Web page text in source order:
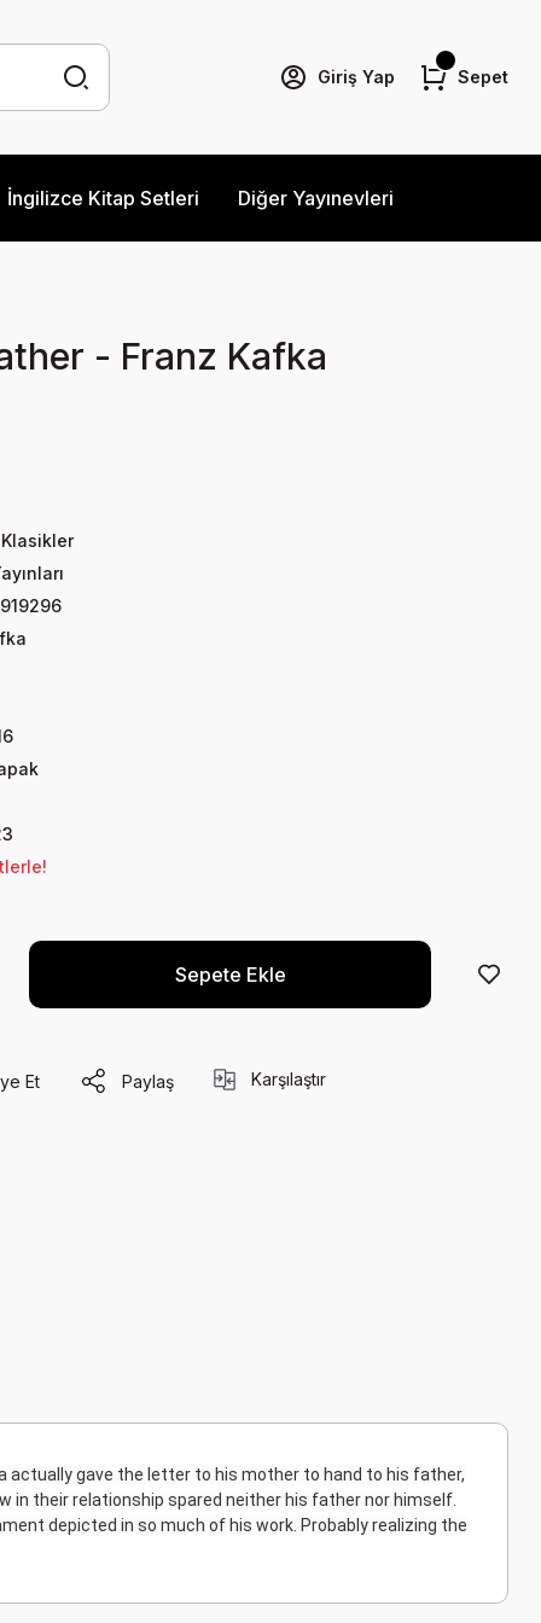
Giriş Yap Sepet
İngilizce Kitap Setleri Diğer Yayınevleri
- Franz Kafka
Sepete Ekle
Et Paylaş Karşılaştır
actually gave the letter to his mother to hand to his father,
in their relationship spared neither his father nor himself.
depicted in so much of his work. Probably realizing the